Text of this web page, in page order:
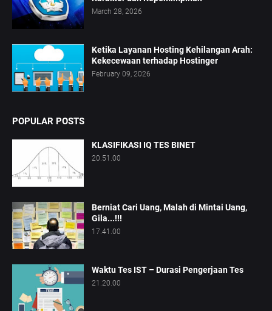
March 28, 2026
Ketika Layanan Hosting Kehilangan Arah:
Kekecewaan terhadap Hostinger
February 09, 2026
POPULAR POSTS
KLASIFIKASI IQ TES BINET
20.51.00
Berniat Cari Uang, Malah di Mintai Uang,
Gila...!!!
17.41.00
Waktu Tes IST – Durasi Pengerjaan Tes
21.20.00